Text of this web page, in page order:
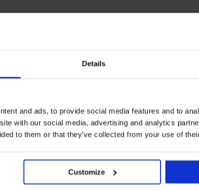
Details
and ads, to provide social media features and to
with our social media, advertising and analytics
to them or that they’ve collected from your use of
Customize
3
0x